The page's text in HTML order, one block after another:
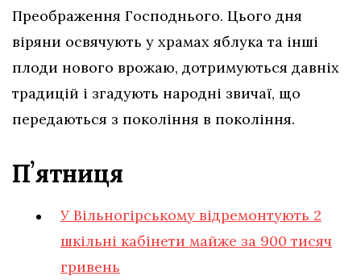
Преображення Господнього. Цього дня
віряни освячують у храмах яблука та інші
плоди нового врожаю, дотримуються давніх
традицій і згадують народні звичаї, що
передаються з покоління в покоління.
Пʼятниця
У Вільногірському відремонтують 2
шкільні кабінети майже за 900 тисяч
гривень